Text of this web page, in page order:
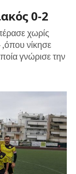
0-2
χωρίς
νίκησε
γνώρισε την